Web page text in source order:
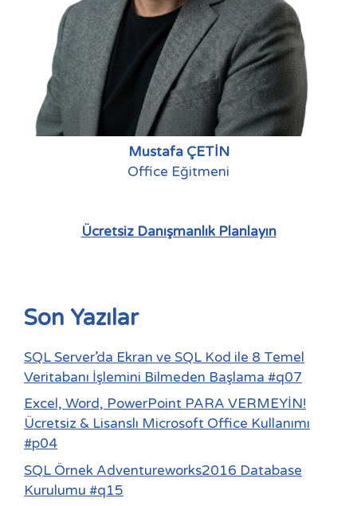
Mustafa ÇETİN
Office Eğitmeni
Ücretsiz Danışmanlık Planlayın
Son Yazılar
SQL Server’da Ekran ve SQL Kod ile 8 Temel
Veritabanı İşlemini Bilmeden Başlama #q07
Excel, Word, PowerPoint PARA VERMEYİN!
Ücretsiz & Lisanslı Microsoft Office Kullanımı
#p04
SQL Örnek Adventureworks2016 Database
Kurulumu #q15